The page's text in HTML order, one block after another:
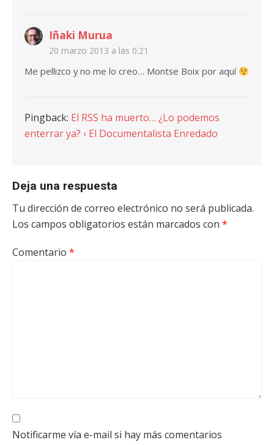
Iñaki Murua
20 marzo 2013 a las 0:21
Me pellizco y no me lo creo… Montse Boix por aquí
Pingback: El RSS ha muerto… ¿Lo podemos
enterrar ya? ‹ El Documentalista Enredado
Deja una respuesta
Tu dirección de correo electrónico no será publicada.
Los campos obligatorios están marcados con *
Comentario *
Notificarme vía e-mail si hay más comentarios